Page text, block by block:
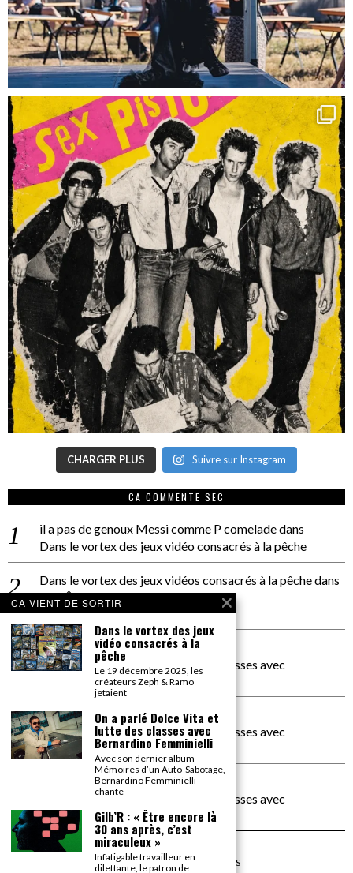
CHARGER PLUS Suivre sur Instagram
CA COMMENTE SEC
il a pas de genoux Messi comme P comeladedans
Dans le vortex des jeux vidéo consacrés à la pêche
Dans le vortex des jeux vidéos consacrés à la pêchedans
PACÔME THIELLEMENT
La séance d’Hip Gnose
La Patrie
dans
On a parlé Dolce Vita et lutte des classes avec
Bernardino Femminielli
carte noire negra à l'o tiededans
On a parlé Dolce Vita et lutte des classes avec
Bernardino Femminielli
moise et son mascarédans
On a parlé Dolce Vita et lutte des classes avec
Bernardino Femminielli
©2026TOUS DROITS RÉSERVÉS
CA VIENT DE SORTIR
Dans le vortex des jeux
vidéo consacrés à la
pêche
Le 19 décembre 2025, les
créateurs Zeph & Ramo
jetaient
On a parlé Dolce Vita et
lutte des classes avec
Bernardino Femminielli
Avec son dernier album
Mémoires d’un Auto-Sabotage,
Bernardino Femminielli
chante
Gilb’R : « Être encore là
30 ans après, c’est
miraculeux »
Infatigable travailleur en
dilettante, le patron de